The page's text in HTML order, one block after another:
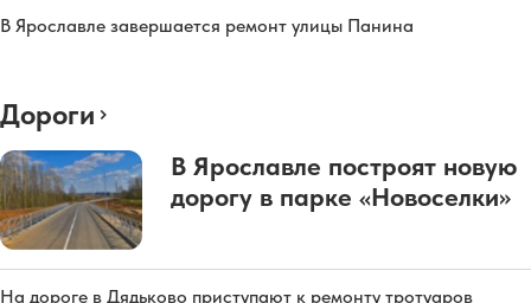
В Ярославле завершается ремонт улицы Панина
Дороги
В Ярославле построят новую
дорогу в парке «Новоселки»
На дороге в Дядьково приступают к ремонту тротуаров